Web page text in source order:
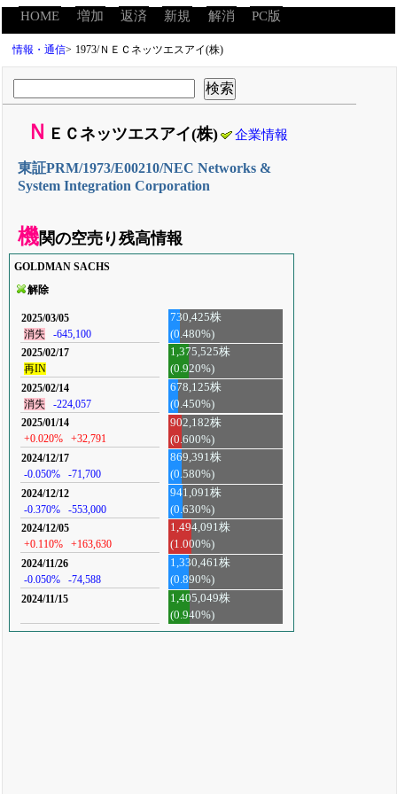
HOME 増加 返済 新規 解消 PC版
情報・通信> 1973/ＮＥＣネッツエスアイ(株)
Ｎ ＥＣネッツエスアイ(株) 企業情報
東証PRM/1973/E00210/NEC Networks &
System Integration Corporation
機関の空売り残高情報
GOLDMAN SACHS
解除
2025/03/05
消失
-645,100
730,425株
(0.480%)
2025/02/17
再IN
1,375,525株
(0.920%)
2025/02/14
消失
-224,057
678,125株
(0.450%)
2025/01/14
+0.020%
+32,791
902,182株
(0.600%)
2024/12/17
-0.050%
-71,700
869,391株
(0.580%)
2024/12/12
-0.370%
-553,000
941,091株
(0.630%)
2024/12/05
+0.110%
+163,630
1,494,091株
(1.000%)
2024/11/26
-0.050%
-74,588
1,330,461株
(0.890%)
2024/11/15
1,405,049株
(0.940%)